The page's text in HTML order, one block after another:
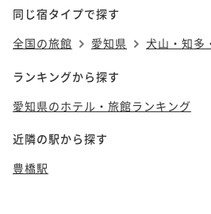
同じ宿タイプで探す
全国の旅館
愛知県 犬山・知多
ランキングから探す
愛知県のホテル・旅館ランキング
近隣の駅から探す
豊橋駅